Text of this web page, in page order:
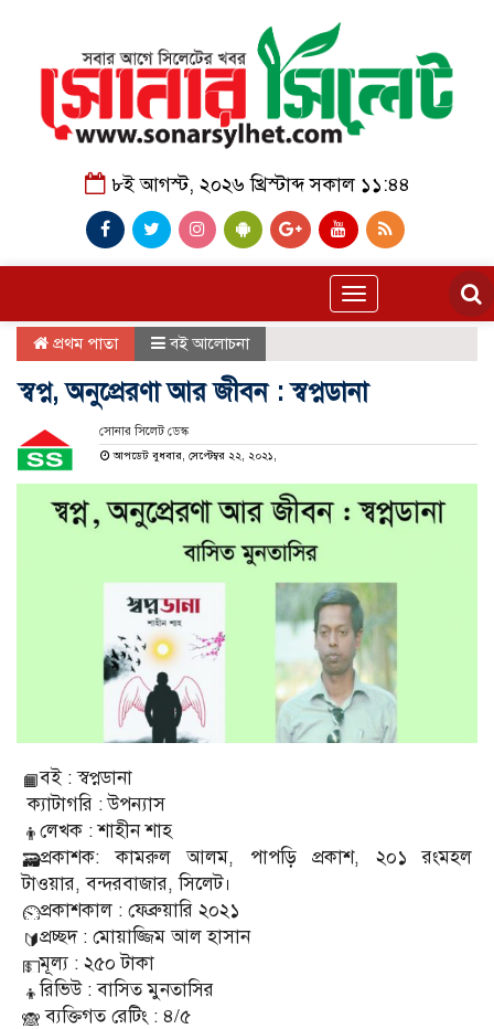
৮ই আগস্ট, ২০২৬ খ্রিস্টাব্দ সকাল ১১:৪৪
Toggle
navigation
প্রথম পাতা বই আলোচনা
স্বপ্ন, অনুপ্রেরণা আর জীবন : স্বপ্নডানা
সোনার সিলেট ডেস্ক
আপডেট বুধবার, সেপ্টেম্বর ২২, ২০২১,
বই : স্বপ্নডানা
ক্যাটাগরি : উপন্যাস
লেখক : শাহীন শাহ
প্রকাশক: কামরুল আলম, পাপড়ি প্রকাশ, ২০১ রংমহল
টাওয়ার, বন্দরবাজার, সিলেট।
প্রকাশকাল : ফেব্রুয়ারি ২০২১
প্রচ্ছদ : মোয়াজ্জিম আল হাসান
মূল্য : ২৫০ টাকা
রিভিউ : বাসিত মুনতাসির
ব্যক্তিগত রেটিং : ৪/৫